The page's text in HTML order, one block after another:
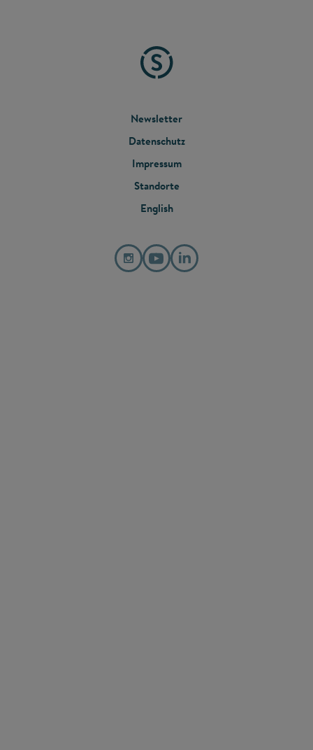
FOOTER
MENU
Newsletter
Datenschutz
Impressum
Standorte
English